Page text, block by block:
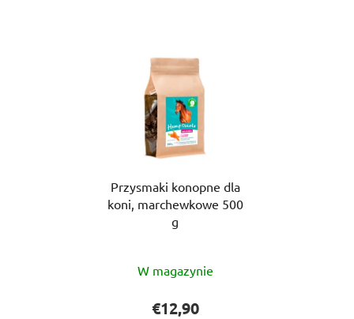
Przysmaki konopne dla
koni, marchewkowe 500
g
ocena
W magazynie
€12,90